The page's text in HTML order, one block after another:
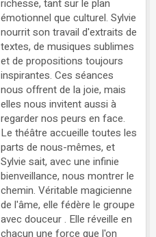
richesse, tant sur le plan
émotionnel que culturel. Sylvie
nourrit son travail d'extraits de
textes, de musiques sublimes
et de propositions toujours
inspirantes. Ces séances
nous offrent de la joie, mais
elles nous invitent aussi à
regarder nos peurs en face.
Le théâtre accueille toutes les
parts de nous-mêmes, et
Sylvie sait, avec une infinie
bienveillance, nous montrer le
chemin. Véritable magicienne
de l'âme, elle fédère le groupe
avec douceur . Elle réveille en
chacun une force que l'on